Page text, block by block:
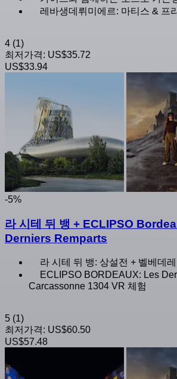
레바생데뤼미에르: 마티스 & 프
4 (1)
최저가격: US$35.72
US$33.94
-5%
라 시테 뒤 뱅 + ECLIPSO
Derniers Remparts
라 시테 뒤 뱅: 상설전 + 벨베데레
ECLIPSO BORDEAUX: Les
Carcassonne 1304 VR 체험
5 (1)
최저가격: US$60.50
US$57.48